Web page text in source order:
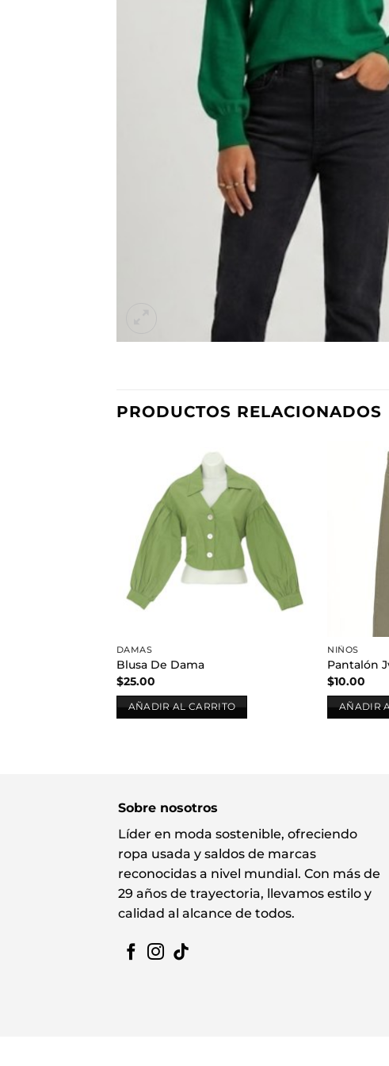
PRODUCTOS RELACIONADOS
lista de
deseos
DAMAS
Blusa De Dama
$25.00
AÑADIR AL CARRITO
NIÑOS
Pantalón
$10.00
AÑADIR
Sobre nosotros
Líder en moda sostenible, ofreciendo
ropa usada y saldos de marcas
reconocidas a nivel mundial. Con más de
29 años de trayectoria, llevamos estilo y
calidad al alcance de todos.